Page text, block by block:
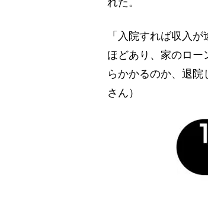
「入院すれば収入
ほどあり、家のロー
らかかるのか、退
さん）